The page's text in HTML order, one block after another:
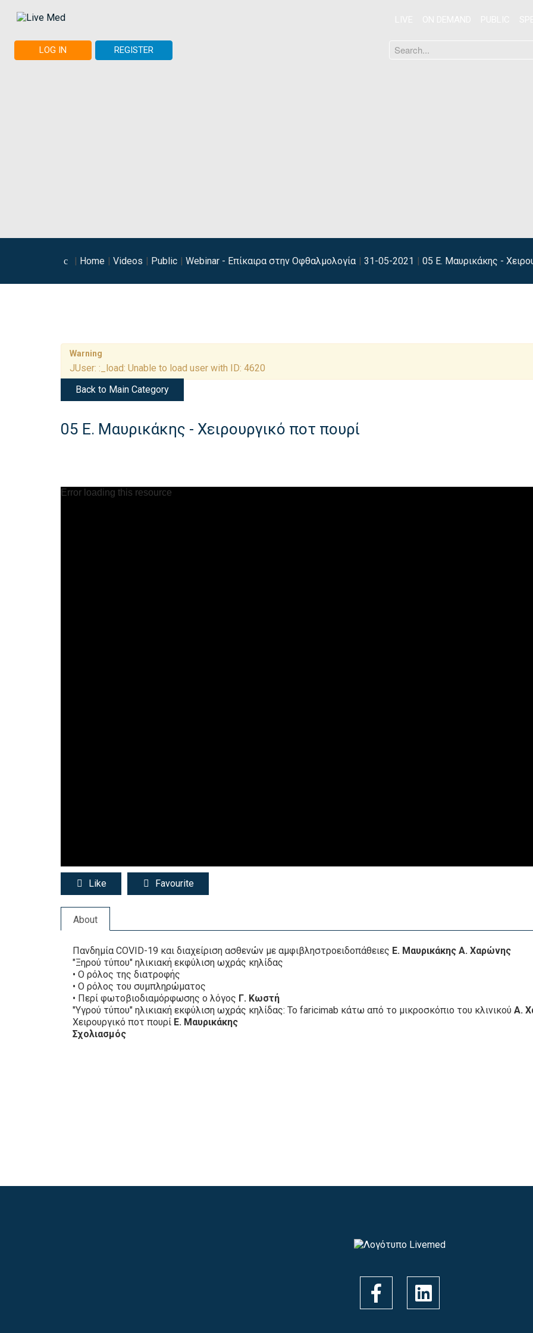
LOG IN REGISTER
Search
Home Videos Public Webinar - Επίκαιρα στην Οφθαλμολογία 31-05-2021 05 Ε. Μαυρικάκης -
Warning
JUser: :_load: Unable to load user with ID: 4620
Back to Main Category
05 Ε. Μαυρικάκης - Χειρουργικό ποτ πουρί
Error loading this resource
Like Favourite
About
Πανδημία COVID-19 και διαχείριση ασθενών με αμφιβληστροειδοπάθειες Ε. Μαυρικάκης Α. Χαρώνης
"Ξηρού τύπου" ηλικιακή εκφύλιση ωχράς κηλίδας
• Ο ρόλος της διατροφής
• Ο ρόλος του συμπληρώματος
• Περί φωτοβιοδιαμόρφωσης ο λόγος Γ. Κωστή
"Υγρού τύπου" ηλικιακή εκφύλιση ωχράς κηλίδας: To faricimab κάτω από το μικροσκόπιο του κλινικού Α.
Χειρουργικό ποτ πουρί Ε. Μαυρικάκης
Σχολιασμός